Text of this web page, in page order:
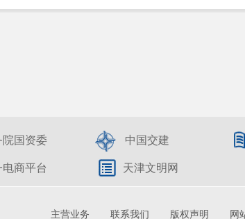
院国资委 中国交建
电商平台 天津文明网
主营业务 联系我们 版权声明 网